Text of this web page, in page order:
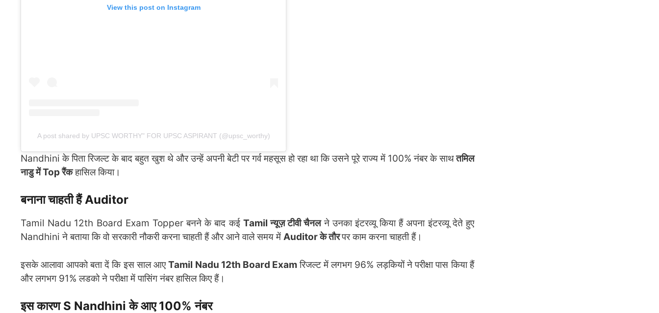
View this post on Instagram
A post shared by UPSC WORTHY" FOR UPSC ASPIRANT (@upsc_worthy)
Nandhini के पिता रिजल्ट के बाद बहुत खुश थे और उन्हें अपनी बेटी पर गर्व महसूस हो रहा था कि उसने पूरे राज्य में 100% नंबर के साथतमिल
नाडु में Top रैंकहासिल किया।
बनाना चाहती हैं Auditor
Tamil Nadu 12th Board Exam Topper बनने के बाद कई Tamil न्यूज़ टीवी चैनलने उनका इंटरव्यू किया हैं अपना इंटरव्यू देते हुए
Nandhini ने बताया कि वो सरकारी नौकरी करना चाहती हैं और आने वाले समय में Auditor के तौरपर काम करना चाहती हैं।
इसके आलावा आपको बता दें कि इस साल आएTamil Nadu 12th Board Examरिजल्ट में लगभग 96% लड़कियों ने परीक्षा पास किया हैं
और लगभग 91% लडको ने परीक्षा में पासिंग नंबर हासिल किए हैं।
इस कारण S Nandhini के आए 100% नंबर